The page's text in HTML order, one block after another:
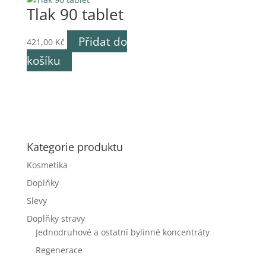
Tlak 90 tablet
421,00 Kč
Přidat do
košíku
Kategorie produktu
Kosmetika
Doplňky
Slevy
Doplňky stravy
Jednodruhové a ostatní bylinné koncentráty
Regenerace